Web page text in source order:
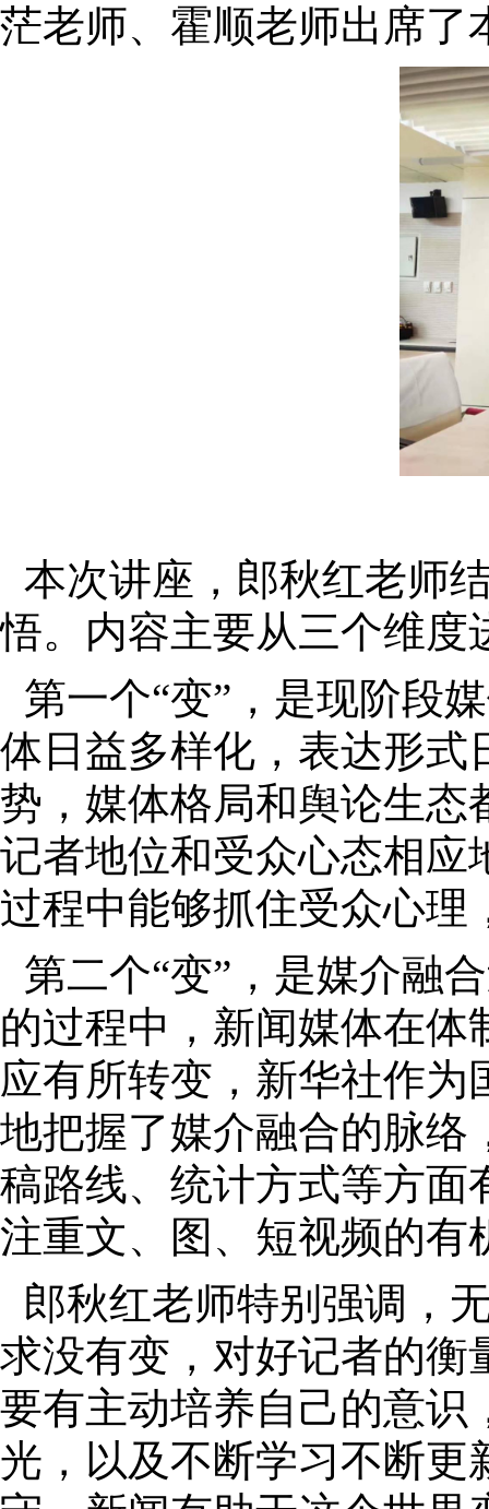
茫老师、霍顺老师出席了
本次讲座，郎秋红老师
悟。内容主要从三个维度
第一个“变”，是现阶段
体日益多样化，表达形式
势，媒体格局和舆论生态
记者地位和受众心态相应
过程中能够抓住受众心理
第二个“变” ，是媒介融
的过程中，新闻媒体在
应有所转变，新华社作
地把握了媒介融合的脉络
稿路线、统计方式等方面
注重文、图、短视频的有
郎秋红老师特别强调，
求没有变，对好记者的衡
要有主动培养自己的意识
光，以及不断学习不断更